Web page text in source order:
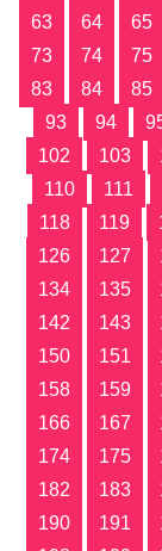
63
64 65
73
74 75
83
84 85
93
94
102
103
110
111
118
119
126
127
134
135
142
143
150
151
158
159
166
167
174
175
182
183
190
191